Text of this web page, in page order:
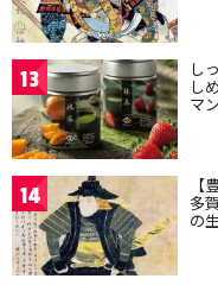
13 し
し
マ
14 【
多
の